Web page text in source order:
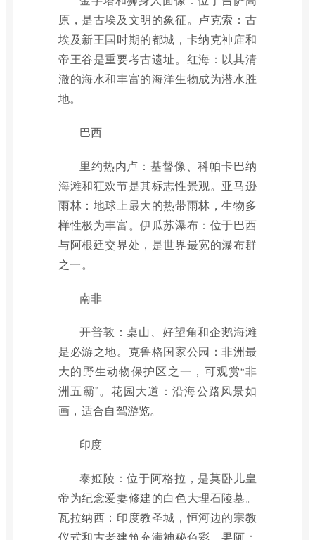
原，是古埃及文明的象征。卢克索：古
埃及新王国时期的都城，卡纳克神庙和
帝王谷是重要考古遗址。红海：以其清
澈的海水和丰富的海洋生物成为潜水胜
地。
巴西
里约热内卢：基督像、科帕卡巴纳
海滩和狂欢节是其标志性景观。亚马逊
雨林：地球上最大的热带雨林，生物多
样性极为丰富。伊瓜苏瀑布：位于巴西
与阿根廷交界处，是世界最宽的瀑布群
之一。
南非
开普敦：桌山、好望角和企鹅海滩
是必游之地。克鲁格国家公园：非洲最
大的野生动物保护区之一，可观赏“非
洲五霸”。花园大道：沿海公路风景如
画，适合自驾游览。
印度
泰姬陵：位于阿格拉，是莫卧儿皇
帝为纪念爱妻修建的白色大理石陵墓。
瓦拉纳西：印度教圣城，恒河边的宗教